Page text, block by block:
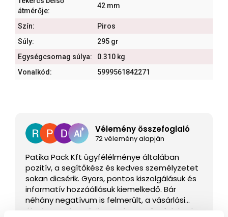
átmérője:
42 mm
Szín:
Piros
Súly:
295 gr
Egységcsomag súlya:
0.310 kg
Vonalkód:
5999561842271
Vélemény összefoglaló
72 vélemény alapján
Patika Pack Kft ügyfélélménye általában
pozitív, a segítőkész és kedves személyzetet
sokan dicsérik. Gyors, pontos kiszolgálásuk és
informatív hozzáállásuk kiemelkedő. Bár
néhány negatívum is felmerült, a vásárlási
élmény gyakran örömet okoz az ügyfeleknek.